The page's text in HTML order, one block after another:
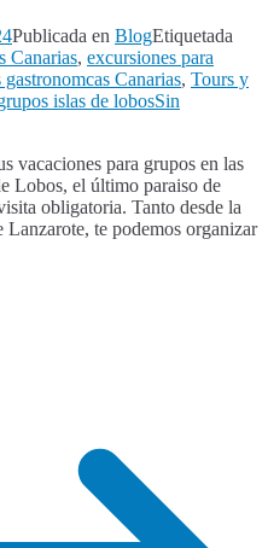
Publicada en BlogEtiquetada
Canarias, excursiones para
Canarias, Tours y
islas de lobosSin
para grupos en las
Lobos, el último paraiso de
obligatoria. Tanto desde la
te podemos organizar